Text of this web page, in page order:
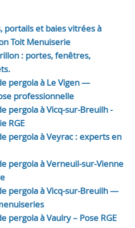
portails et baies vitrées à
Toit Menuiserie
: portes, fenêtres,
pergola à Le Vigen —
professionnelle
pergola à Vicq-sur-Breuilh -
RGE
pergola à Veyrac : experts en
pergola à Verneuil-sur-Vienne
pergola à Vicq-sur-Breuilh —
pergola à Vaulry – Pose RGE